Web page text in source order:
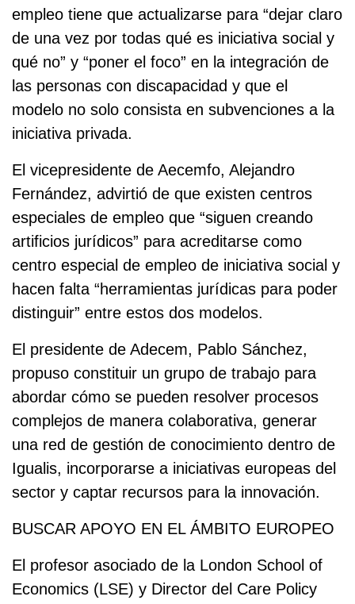
empleo tiene que actualizarse para “dejar claro
de una vez por todas qué es iniciativa social y
qué no” y “poner el foco” en la integración de
las personas con discapacidad y que el
modelo no solo consista en subvenciones a la
iniciativa privada.
El vicepresidente de Aecemfo, Alejandro
Fernández, advirtió de que existen centros
especiales de empleo que “siguen creando
artificios jurídicos” para acreditarse como
centro especial de empleo de iniciativa social y
hacen falta “herramientas jurídicas para poder
distinguir” entre estos dos modelos.
El presidente de Adecem, Pablo Sánchez,
propuso constituir un grupo de trabajo para
abordar cómo se pueden resolver procesos
complejos de manera colaborativa, generar
una red de gestión de conocimiento dentro de
Igualis, incorporarse a iniciativas europeas del
sector y captar recursos para la innovación.
BUSCAR APOYO EN EL ÁMBITO EUROPEO
El profesor asociado de la London School of
Economics (LSE) y Director del Care Policy